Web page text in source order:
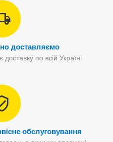
доставляємо
по всій Україні
обслуговування